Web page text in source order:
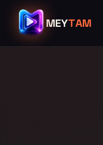
MEYTAM